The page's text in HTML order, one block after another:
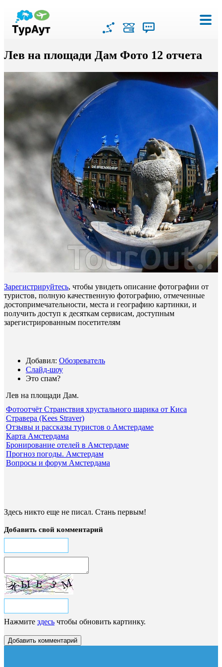
Лев на площади Дам Фото 12 отчета
Зарегистрируйтесь, чтобы увидеть описание фотографии от
туристов, полную качественную фотографию, отмеченные
достопримечательности, места и географию картинки, и
получить доступ к десяткам сервисам, доступным
зарегистрированным посетителям
Добавил: Обозреватель
Слайд-шоу
Это спам?
Лев на площади Дам.
Фотоотчёт Странствия хрустального шарика от Киса
Стравера (Kees Straver)
Отзывы и рассказы туристов о Амстердаме
Карта Амстердама
Бронирование отелей в Амстердаме
Прогноз погоды. Амстердам
Вопросы и форум Амстердама
Здесь никто еще не писал. Стань первым!
Добавить свой комментарий
Нажмите здесь чтобы обновить картинку.